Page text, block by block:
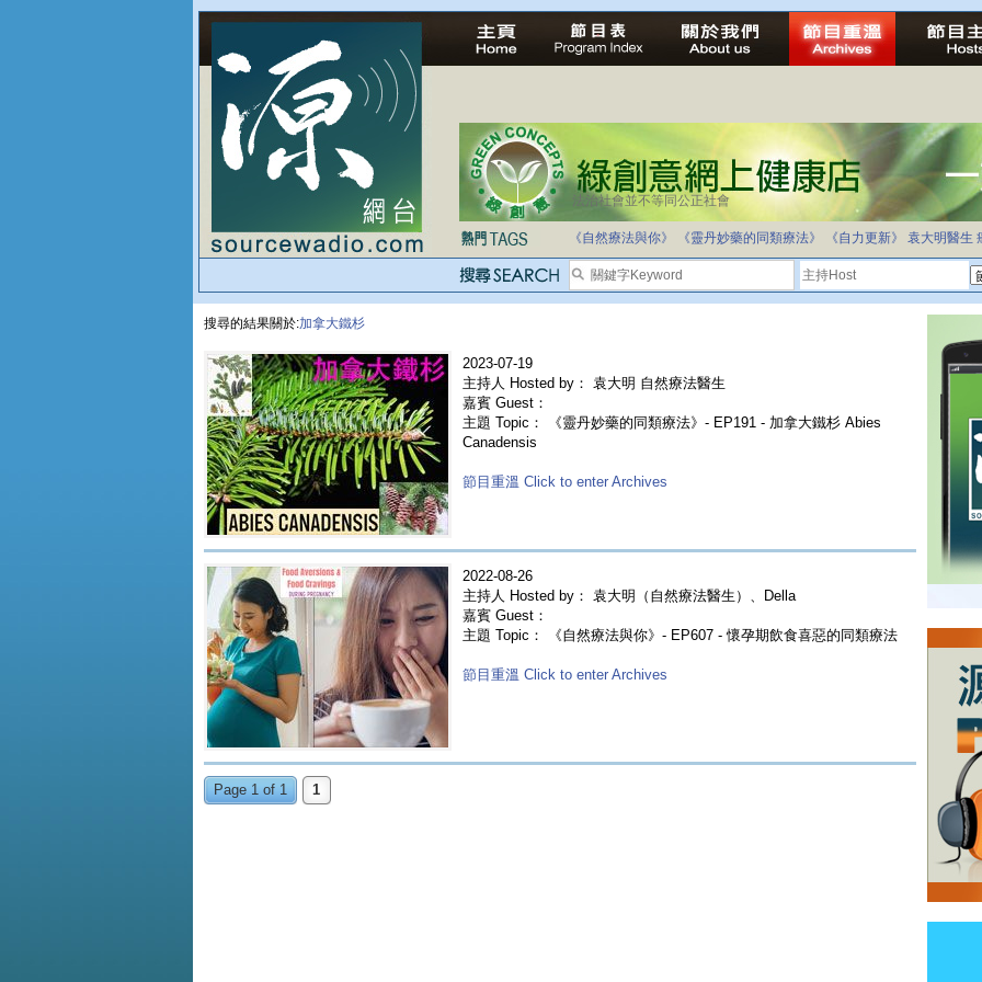
法治社會並不等同公正社會
《自然療法與你》 《靈丹妙藥的同類療法》 《自力更新》 袁大明醫生
搜尋的結果關於:加拿大鐵杉
2023-07-19
主持人 Hosted by： 袁大明 自然療法醫生
嘉賓 Guest：
主題 Topic： 《靈丹妙藥的同類療法》- EP191 - 加拿大鐵杉 Abies
Canadensis
節目重溫 Click to enter Archives
2022-08-26
主持人 Hosted by： 袁大明（自然療法醫生）、Della
嘉賓 Guest：
主題 Topic： 《自然療法與你》- EP607 - 懷孕期飲食喜惡的同類療法
節目重溫 Click to enter Archives
Page 1 of 1 1